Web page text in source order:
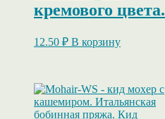
кремового цвета.
12.50 ₽ В корзину